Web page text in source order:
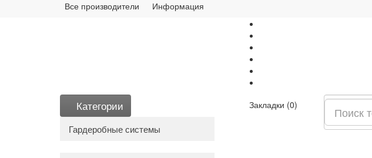
Все производители Информация
Категории
Гардеробные системы
Закладки (0)